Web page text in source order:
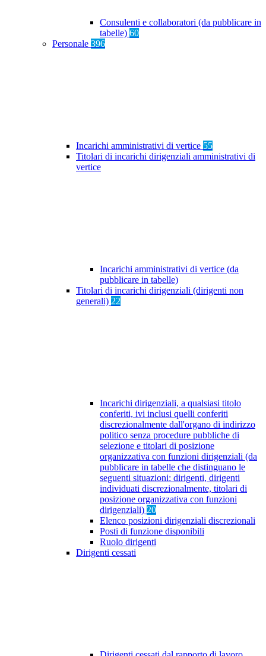
Consulenti e collaboratori (da pubblicare in
tabelle) 60
Personale 396
Incarichi amministrativi di vertice 55
Titolari di incarichi dirigenziali amministrativi di
vertice
Incarichi amministrativi di vertice (da
pubblicare in tabelle)
Titolari di incarichi dirigenziali (dirigenti non
generali) 22
Incarichi dirigenziali, a qualsiasi titolo
conferiti, ivi inclusi quelli conferiti
discrezionalmente dall'organo di indirizzo
politico senza procedure pubbliche di
selezione e titolari di posizione
organizzativa con funzioni dirigenziali (da
pubblicare in tabelle che distinguano le
seguenti situazioni: dirigenti, dirigenti
individuati discrezionalmente, titolari di
posizione organizzativa con funzioni
dirigenziali) 20
Elenco posizioni dirigenziali discrezionali
Posti di funzione disponibili
Ruolo dirigenti
Dirigenti cessati